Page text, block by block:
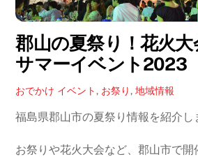
郡山の夏祭り！花火
サマーイベント2023
おでかけ イベント , お祭り ,地域情報
福島県郡山市の夏祭り情報を紹介し
お祭りや花火大会など、郡山市で